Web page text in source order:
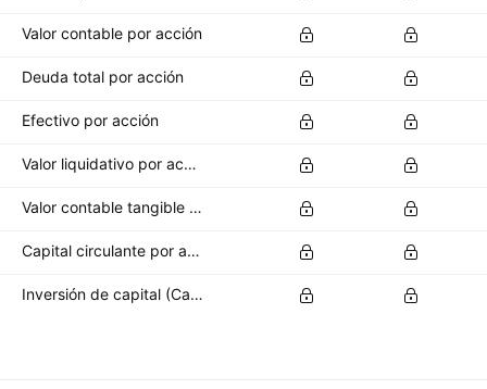
Valor contable por acción
Deuda total por acción
Efectivo por acción
Valor liquidativo por acción
Valor contable tangible por acción
Capital circulante por acción
Inversión de capital (CapEx) por acción